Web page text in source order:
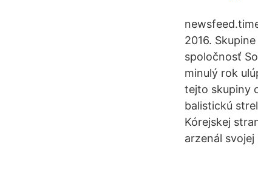
2016.
spoločnosť
minulý rok
tejto skupiny
balistickú
Kórejskej
arzenál svojej